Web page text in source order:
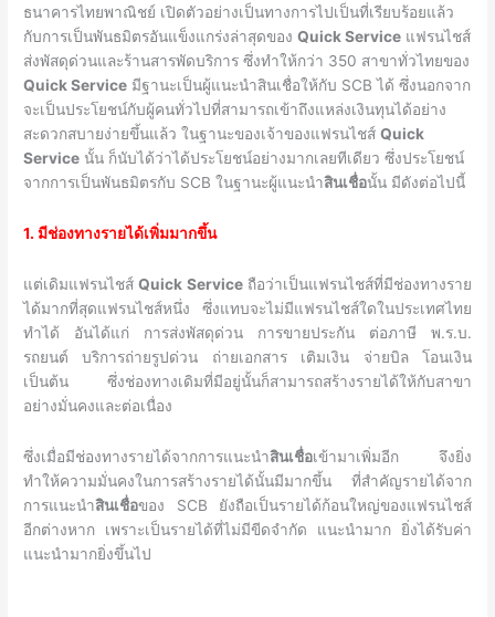
ธนาคารไทยพาณิชย์ เปิดตัวอย่างเป็นทางการไปเป็นที่เรียบร้อยแล้ว
กับการเป็นพันธมิตรอันแข็งแกร่งล่าสุดของQuick Service แฟรนไชส์
ส่งพัสดุด่วนและร้านสารพัดบริการ ซึ่งทำให้กว่า 350 สาขาทั่วไทยของ
Quick Service มีฐานะเป็นผู้แนะนำสินเชื่อให้กับ SCB ได้ ซึ่งนอกจาก
จะเป็นประโยชน์กับผู้คนทั่วไปที่สามารถเข้าถึงแหล่งเงินทุนได้อย่าง
สะดวกสบายง่ายขึ้นแล้ว ในฐานะของเจ้าของแฟรนไชส์Quick
Service นั้น ก็นับได้ว่าได้ประโยชน์อย่างมากเลยทีเดียว ซึ่งประโยชน์
จากการเป็นพันธมิตรกับ SCB ในฐานะผู้แนะนำสินเชื่อนั้น มีดังต่อไปนี้
1. มีช่องทางรายได้เพิ่มมากขึ้น
แต่เดิมแฟรนไชส์Quick Serviceถือว่าเป็นแฟรนไชส์ที่มีช่องทางราย
ได้มากที่สุดแฟรนไชส์หนึ่ง ซึ่งแทบจะไม่มีแฟรนไชส์ใดในประเทศไทย
ทำได้ อันได้แก่ การส่งพัสดุด่วน การขายประกัน ต่อภาษี พ.ร.บ.
รถยนต์ บริการถ่ายรูปด่วน ถ่ายเอกสาร เติมเงิน จ่ายบิล โอนเงิน
เป็นต้น ซึ่งช่องทางเดิมที่มีอยู่นั้นก็สามารถสร้างรายได้ให้กับสาขา
อย่างมั่นคงและต่อเนื่อง
ซึ่งเมื่อมีช่องทางรายได้จากการแนะนำสินเชื่อเข้ามาเพิ่มอีก จึงยิ่ง
ทำให้ความมั่นคงในการสร้างรายได้นั้นมีมากขึ้น ที่สำคัญรายได้จาก
การแนะนำสินเชื่อของ SCB ยังถือเป็นรายได้ก้อนใหญ่ของแฟรนไชส์
อีกต่างหาก เพราะเป็นรายได้ที่ไม่มีขีดจำกัด แนะนำมาก ยิ่งได้รับค่า
แนะนำมากยิ่งขึ้นไป